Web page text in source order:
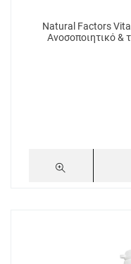
Natural Factors
Ανοσοποιητικό